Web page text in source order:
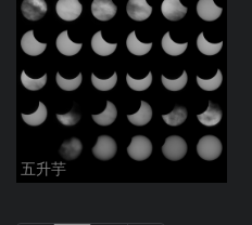
五升芋